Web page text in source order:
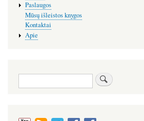
Paslaugos
Mūsų išleistos knygos
Kontaktai
Apie
Paieška